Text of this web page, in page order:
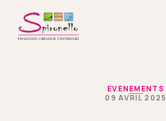
EVENEMENTS
09 AVRIL 2025